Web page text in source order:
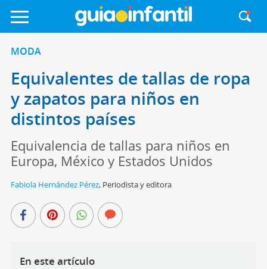
MODA
Equivalentes de tallas de ropa
y zapatos para niños en
distintos países
Equivalencia de tallas para niños en
Europa, México y Estados Unidos
Fabiola Hernández Pérez, Periodista y editora
En este artículo